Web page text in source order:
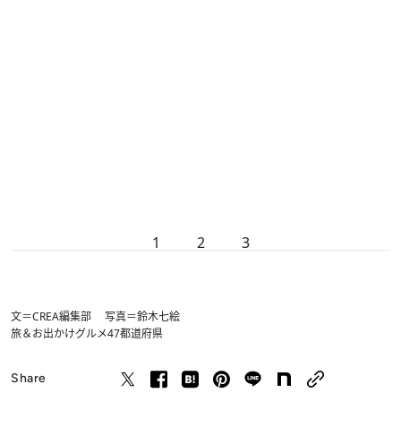
1 2 3
文＝CREA編集部 写真＝鈴木七絵
旅＆お出かけグルメ47都道府県
Share